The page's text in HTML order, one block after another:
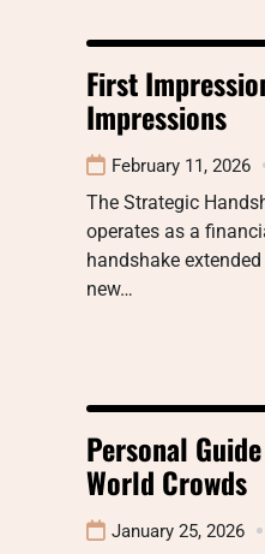
First
Impressions
February 11, 2026
The Strategic
operates as a
handshake
new…
Personal
World Crowds
January 25, 2026